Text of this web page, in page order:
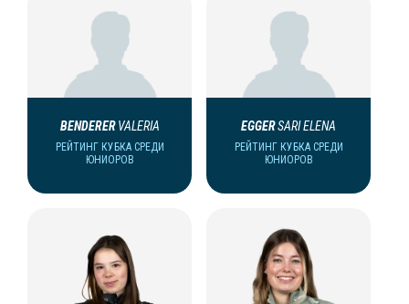
BENDERER VALERIA
РЕЙТИНГ КУБКА СРЕДИ
ЮНИОРОВ
EGGERSARI ELENA
РЕЙТИНГ КУБКА СРЕДИ
ЮНИОРОВ